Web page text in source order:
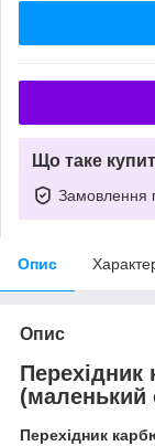
Що таке
Замовлення
Опис
Опис
Перехідник
(маленький
Перехідник